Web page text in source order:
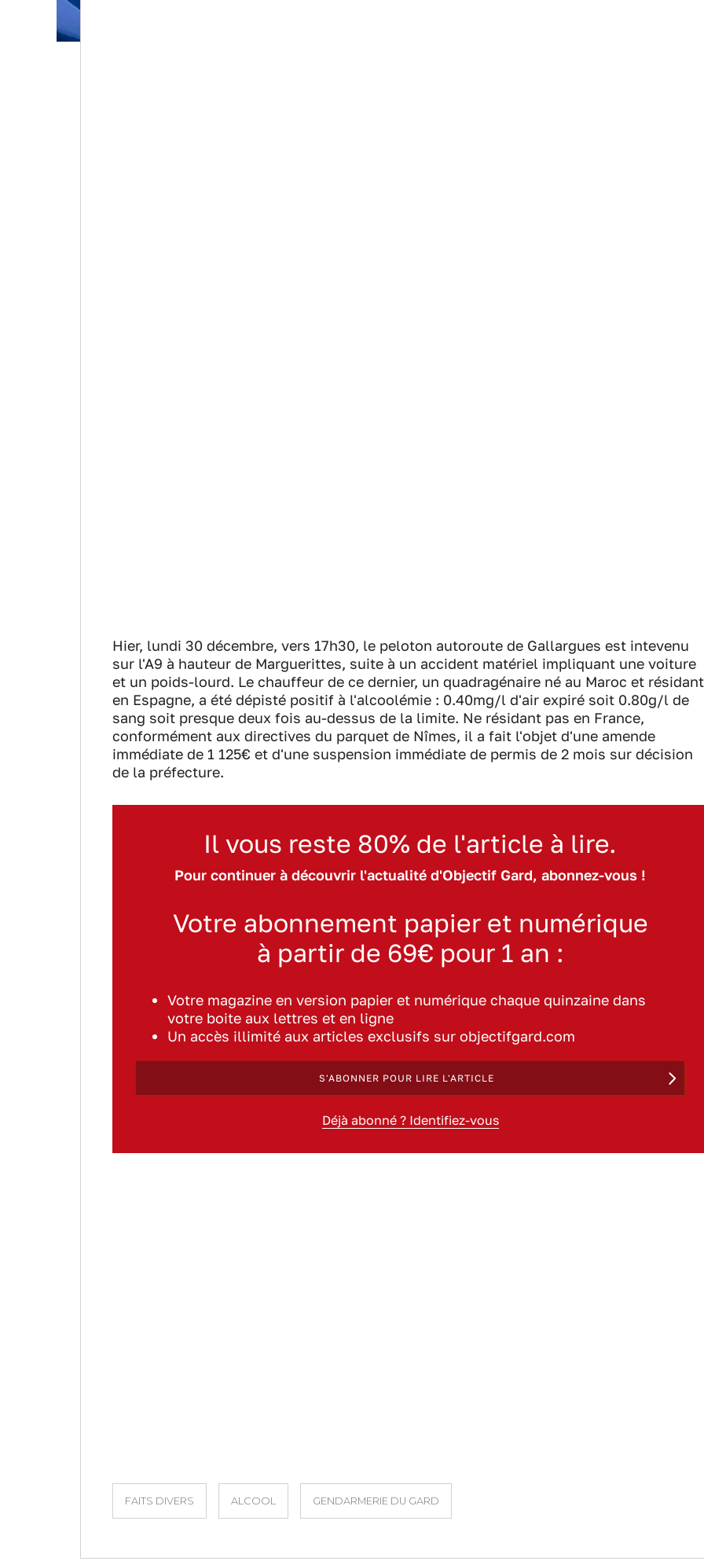
Hier, lundi 30 décembre, vers 17h30, le peloton autoroute de Gallargues est intevenu
sur l'A9 à hauteur de Marguerittes, suite à un accident matériel impliquant une voiture
et un poids-lourd. Le chauffeur de ce dernier, un quadragénaire né au Maroc et résidant
en Espagne, a été dépisté positif à l'alcoolémie : 0.40mg/l d'air expiré soit 0.80g/l de
sang soit presque deux fois au-dessus de la limite. Ne résidant pas en France,
conformément aux directives du parquet de Nîmes, il a fait l'objet d'une amende
immédiate de 1 125€ et d'une suspension immédiate de permis de 2 mois sur décision
de la préfecture.
Il vous reste 80% de l'article à lire.
Pour continuer à découvrir l'actualité d'Objectif Gard, abonnez-vous !
Votre abonnement papier et numérique
à partir de 69€ pour 1 an :
Votre magazine en version papier et numérique chaque quinzaine dans
votre boite aux lettres et en ligne
Un accès illimité aux articles exclusifs sur objectifgard.com
S'ABONNER POUR LIRE L'ARTICLE
Déjà abonné ? Identifiez-vous
FAITS DIVERS ALCOOL GENDARMERIE DU GARD